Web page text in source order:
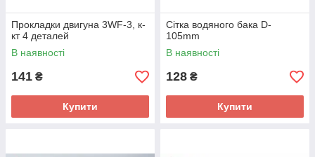
Прокладки двигуна 3WF-3, к-
кт 4 деталей
В наявності
141 ₴
Купити
Сітка водяного бака D-
105mm
В наявності
128 ₴
Купити